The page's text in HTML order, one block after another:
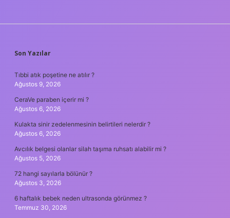
SIDEBAR
Son Yazılar
Tıbbi atık poşetine ne atılır ?
Ağustos 9, 2026
CeraVe paraben içerir mi ?
Ağustos 6, 2026
Kulakta sinir zedelenmesinin belirtileri nelerdir ?
Ağustos 6, 2026
Avcılık belgesi olanlar silah taşıma ruhsatı alabilir mi ?
Ağustos 5, 2026
72 hangi sayılarla bölünür ?
Ağustos 3, 2026
6 haftalık bebek neden ultrasonda görünmez ?
Temmuz 30, 2026